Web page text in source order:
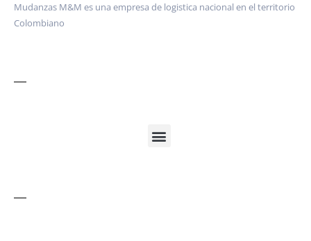
Mudanzas M&M es una empresa de logistica nacional en el territorio
Colombiano